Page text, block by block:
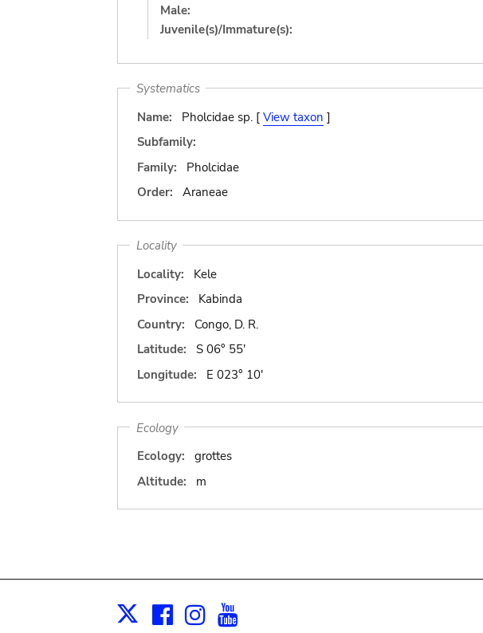
Male:
Juvenile(s)/Immature(s):
Systematics
Name:
Pholcidae sp. [ View taxon ]
Subfamily:
Family:
Pholcidae
Order:
Araneae
Locality
Locality:
Kele
Province:
Kabinda
Country:
Congo, D. R.
Latitude:
S 06° 55'
Longitude:
E 023° 10'
Ecology
Ecology:
grottes
Altitude:
m
X Facebook
Instagram